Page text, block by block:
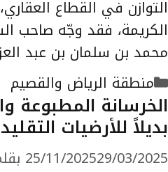
التوازن في القطاع
الكريمة، فقد وجّه صاحب
محمد بن سلمان بن عبد
التصنيفات
منطقة الرياض والقصيم
الخرسانة المطبوعة
بديلاً للأرضيات
25/11/202529/03/2025